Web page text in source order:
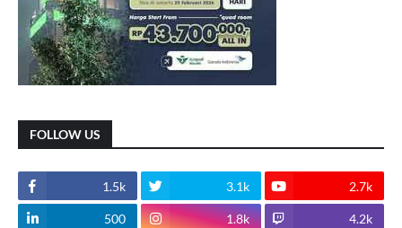
FOLLOW US
1.5k 3.1k 2.7k
500 1.8k 4.2k